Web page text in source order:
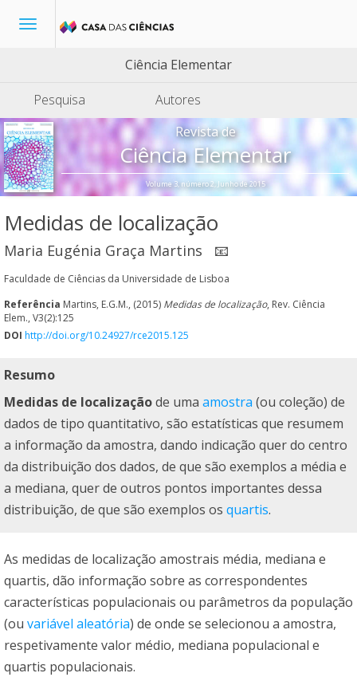
Toggle
Ciência Elementar
Pesquisa
Autores
Revista de
Ciência Elementar
Volume 3, número 2, Junho de 2015
Medidas de localização
Maria Eugénia Graça Martins 📧
Faculdade de Ciências da Universidade de Lisboa
Referência Martins, E.G.M., (2015) Medidas de localização, Rev. Ciência
Elem., V3(2):125
DOI http://doi.org/10.24927/rce2015.125
Resumo
Medidas de localizaçãode uma amostra (ou coleção) de
dados de tipo quantitativo, são estatísticas que resumem
a informação da amostra, dando indicação quer do centro
da distribuição dos dados, de que são exemplos a média e
a mediana, quer de outros pontos importantes dessa
distribuição, de que são exemplos os quartis.
As medidas de localização amostrais média, mediana e
quartis, dão informação sobre as correspondentes
características populacionais ou parâmetros da população
(ou variável aleatória) de onde se selecionou a amostra,
respetivamente valor médio, mediana populacional e
quartis populacionais.